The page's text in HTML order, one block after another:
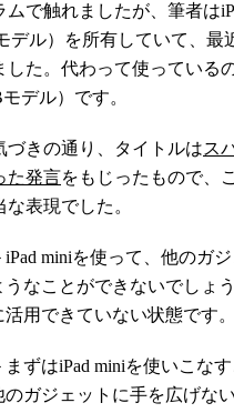
で触れましたが、筆者は
デル）を所有していて、最
した。代わって使っている
モデル）です。
きの通り、タイトルはス
た発言をもじったもので、
な表現でした。
iPad miniを使って、他のガ
なことができないでしょ
活用できていない状態です。
まずはiPad miniを使いこな
のガジェットに手を広げな